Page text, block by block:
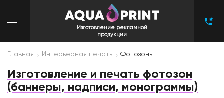
Изготовление рекламной
продукции
Главная Интерьерная печать Фотозоны
Изготовление и печать фотозон
(баннеры, надписи, монограммы)